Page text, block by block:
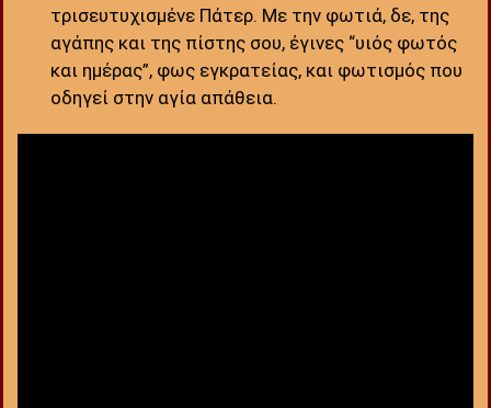
τρισευτυχισμένε Πάτερ. Με την φωτιά, δε, της
αγάπης και της πίστης σου, έγινες “υιός φωτός
και ημέρας”, φως εγκρατείας, και φωτισμός που
οδηγεί στην αγία απάθεια.